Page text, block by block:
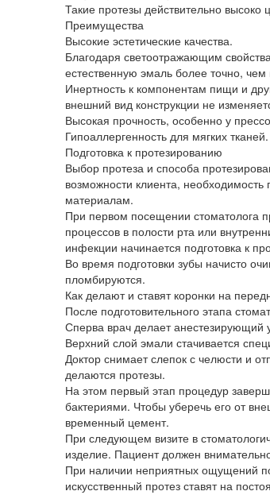
Такие протезы действительно
Преимущества
Высокие эстетические качества.
Благодаря светоотражающим
естественную эмаль более точно,
Инертность к компонентам пищи и
внешний вид конструкции не
Высокая прочность, особенно у
Гипоаллергенность для мягких тканей.
Подготовка к протезированию
Выбор протеза и способа
возможности клиента, необходимость
материалам.
При первом посещении стоматолога
процессов в полости рта или
инфекции начинается подготовка к
Во время подготовки зубы начисто
пломбируются.
Как делают и ставят коронки на
После подготовительного этапа
Сперва врач делает анестезирующий
Верхний слой эмали стачивается
Доктор снимает слепок с челюсти и
делаются протезы.
На этом первый этап процедур
бактериями. Чтобы уберечь его от
временный цемент.
При следующем визите в
изделие. Пациент должен
При наличии неприятных ощущений
искусственный протез ставят на